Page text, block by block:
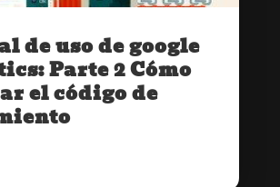
de uso de google
Parte 2 Cómo
el código de